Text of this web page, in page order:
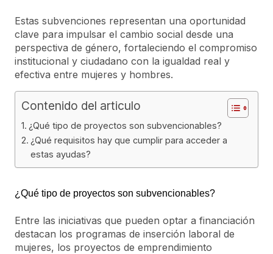
Estas subvenciones representan una oportunidad
clave para impulsar el cambio social desde una
perspectiva de género, fortaleciendo el compromiso
institucional y ciudadano con la igualdad real y
efectiva entre mujeres y hombres.
Contenido del articulo
¿Qué tipo de proyectos son subvencionables?
¿Qué requisitos hay que cumplir para acceder a
estas ayudas?
¿Qué tipo de proyectos son subvencionables?
Entre las iniciativas que pueden optar a financiación
destacan los programas de inserción laboral de
mujeres, los proyectos de emprendimiento